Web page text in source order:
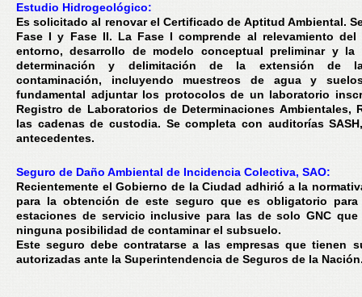
Estudio Hidrogeológico:
Es solicitado al renovar el Certificado de Aptitud Ambiental.
Fase I y Fase II. La Fase I comprende al relevamiento
entorno, desarrollo de modelo conceptual preliminar y la
determinación y delimitación de la extensión de
contaminación, incluyendo muestreos de agua y
fundamental adjuntar los protocolos de un laboratorio
Registro de Laboratorios de Determinaciones Ambientales,
las cadenas de custodia. Se completa con auditorías
antecedentes.
Seguro de Daño Ambiental de Incidencia Colectiva, SAO:
Recientemente el Gobierno de la Ciudad adhirió a la
para la obtención de este seguro que es obligatorio
estaciones de servicio inclusive para las de solo GNC
ninguna posibilidad de contaminar el subsuelo.
Este seguro debe contratarse a las empresas que tienen
autorizadas ante la Superintendencia de Seguros de la